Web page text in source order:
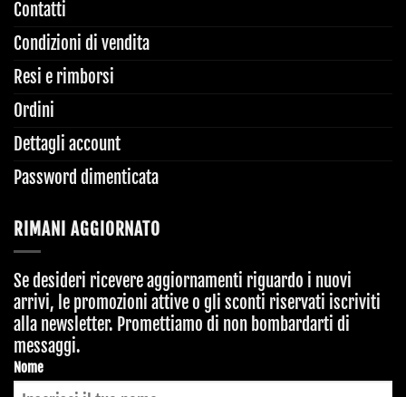
Contatti
Condizioni di vendita
Resi e rimborsi
Ordini
Dettagli account
Password dimenticata
RIMANI AGGIORNATO
Se desideri ricevere aggiornamenti riguardo i nuovi
arrivi, le promozioni attive o gli sconti riservati iscriviti
alla newsletter. Promettiamo di non bombardarti di
messaggi.
Email
Address *
Nome